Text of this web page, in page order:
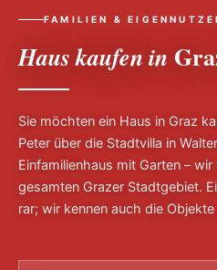
FAMILIEN &
Haus kaufen in
Sie möchten ein Haus in Graz
Peter über die Stadtvilla in
Einfamilienhaus mit Garten –
gesamten Grazer Stadtgebiet.
rar; wir kennen auch die